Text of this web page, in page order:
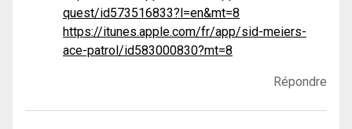
quest/id573516833?l=en&mt=8
https://itunes.apple.com/fr/app/sid-meiers-
ace-patrol/id583000830?mt=8
Répondre